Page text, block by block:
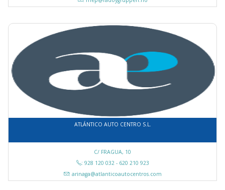
ATLÁNTICO AUTO CENTRO S.L.
C/ FRAGUA, 10
: 928 120 032 - 620 210 923
: arinaga@atlanticoautocentros.com